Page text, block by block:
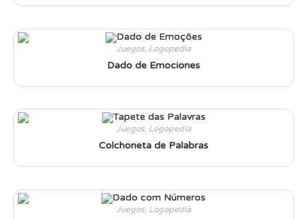
Juegos, Logopedia
Dado de Emociones
Juegos, Logopedia
Colchoneta de Palabras
Juegos, Logopedia